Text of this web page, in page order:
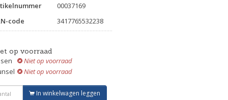
00037169
code
3417765532238
op voorraad
Niet op voorraad
Niet op voorraad
In winkelwagen leggen